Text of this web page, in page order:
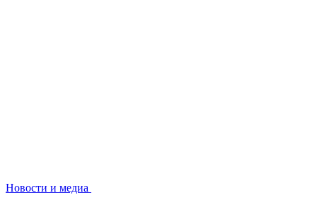
Новости и медиа